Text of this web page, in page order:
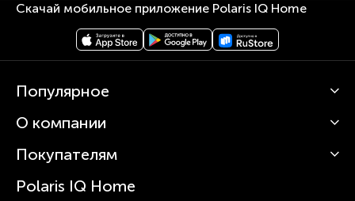
Скачай мобильное приложение Polaris IQ Home
Популярное
Кофемашины
Вертикальные пылесосы
Зубные щетки и ирригаторы
О компании
О Polaris
Статьи
Покупателям
Сервисные центры
Polaris IQ Home